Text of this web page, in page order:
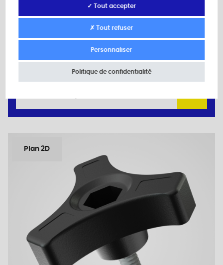
Plan 2D
✓ Tout accepter
✗ Tout refuser
Personnaliser
Politique de confidentialité